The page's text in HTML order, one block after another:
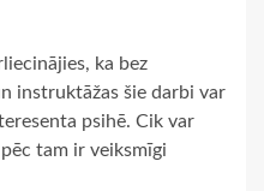
ka bez
instruktāžas šie darbi var
psihē. Cik var
tam ir veiksmīgi